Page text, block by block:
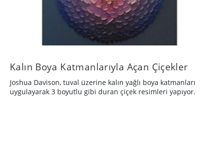
Kalın Boya Katmanlarıyla Açan Çiçekler
Joshua Davison, tuval üzerine kalın yağlı boya katmanları
uygulayarak 3 boyutlu gibi duran çiçek resimleri yapıyor.